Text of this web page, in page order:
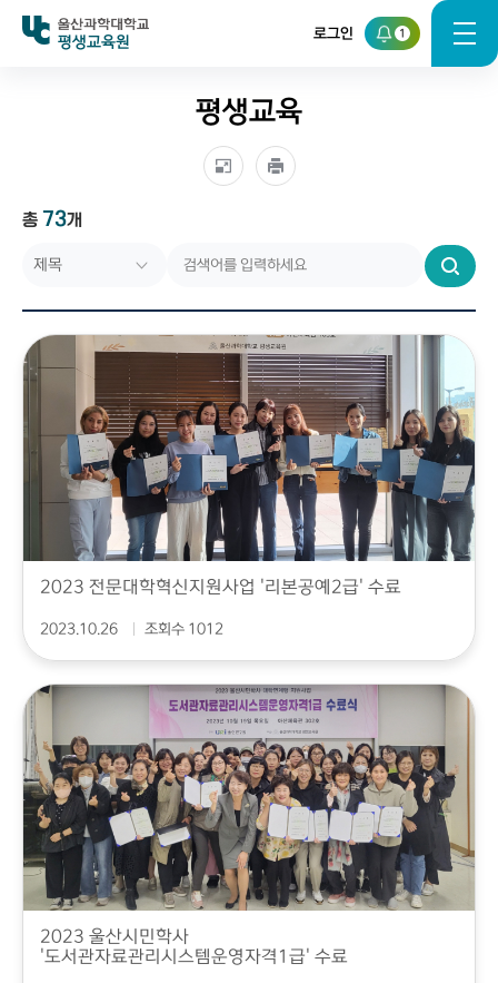
로그인 1
평생교육원
평생교육
총 73개
검
색
2023 전문대학혁신지원사업 '리본공예2급' 수료
2023.10.26 조회수 1012
2023 울산시민학사
'도서관자료관리시스템운영자격1급' 수료